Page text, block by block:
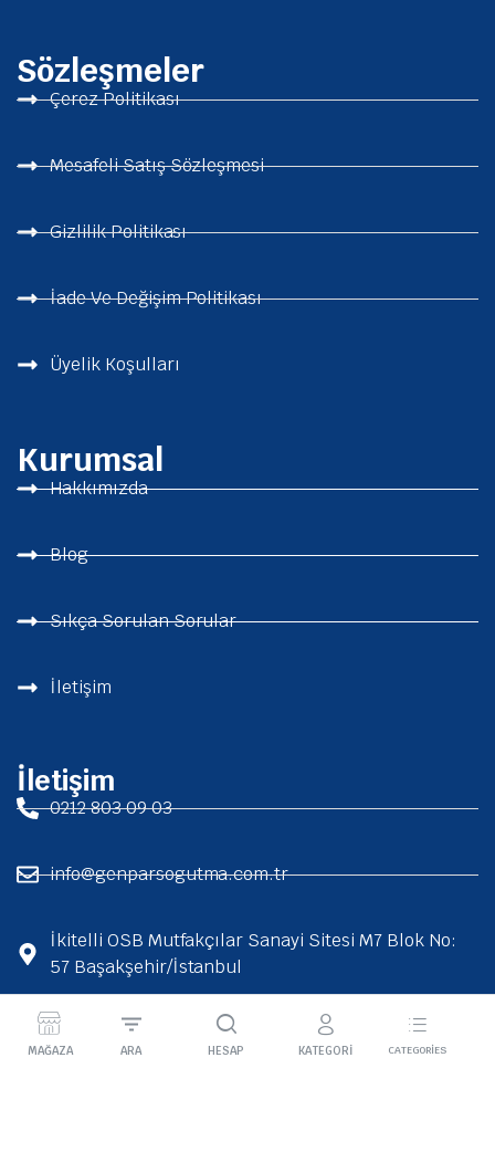
Sözleşmeler
Çerez Politikası
Mesafeli Satış Sözleşmesi
Gizlilik Politikası
İade Ve Değişim Politikası
Üyelik Koşulları
Kurumsal
Hakkımızda
Blog
Sıkça Sorulan Sorular
İletişim
İletişim
0212 803 09 03
info@genparsogutma.com.tr
İkitelli OSB Mutfakçılar Sanayi Sitesi M7 Blok No:
57 Başakşehir/İstanbul
CATEGORIES